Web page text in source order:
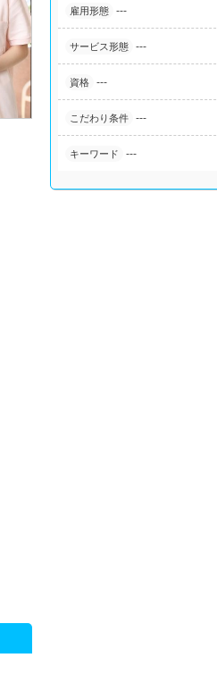
雇用形態 ---
サービス形態 ---
資格 ---
こだわり条件 ---
キーワード ---